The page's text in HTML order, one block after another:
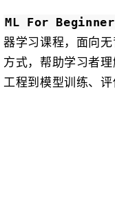
ML For
器学习课程，面向
方式，帮助学习者
工程到模型训练、